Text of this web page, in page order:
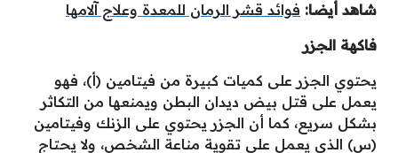
شاهد أيضا: فوائد قشر الرمان للمعدة وعلاج آلامها
فاكهة الجزر
يحتوي الجزر على كميات كبيرة من فيتامين (أ)، فهو
يعمل على قتل بيض ديدان البطن ويمنعها من التكاثر
بشكل سريع، كما أن الجزر يحتوي على الزنك وفيتامين
(س) الذى يعمل على تقوية مناعة الشخص، ولا يحتاج